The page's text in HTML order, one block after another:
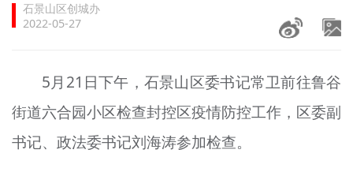
文明实践
未成年人思想道德建设
榜样人物
+
石景山区创城办
2022-05-27
5月21日下午，石景山区委书记常卫前往鲁谷
街道六合园小区检查封控区疫情防控工作，区委副
书记、政法委书记刘海涛参加检查。